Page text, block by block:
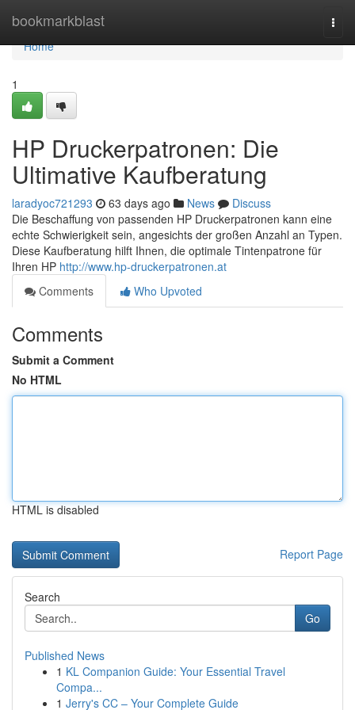
bookmarkblast
Home
Home
1
HP Druckerpatronen: Die
Ultimative Kaufberatung
laradyoc721293 63 days ago News
Discuss
Die Beschaffung von passenden HP Druckerpatronen kann eine
echte Schwierigkeit sein, angesichts der großen Anzahl an Typen.
Diese Kaufberatung hilft Ihnen, die optimale Tintenpatrone für
Ihren HP http://www.hp-druckerpatronen.at
Comments
Who Upvoted
Comments
Submit a Comment
No HTML
HTML is disabled
Report Page
Search
Go
Published News
1 KL Companion Guide: Your Essential Travel
Compa...
1 Jerry's CC – Your Complete Guide